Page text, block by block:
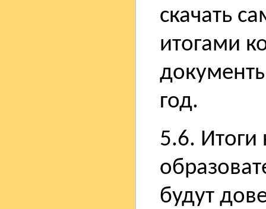
скачать
итогами
год.
5.6. Итоги
будут